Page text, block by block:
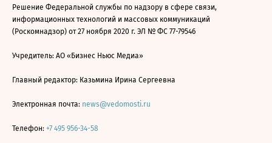
Решение Федеральной службы по надзору в сфере связи,
информационных технологий и массовых коммуникаций
(Роскомнадзор) от 27 ноября 2020 г. ЭЛ № ФС 77-79546
Учредитель: АО «Бизнес Ньюс Медиа»
Главный редактор: Казьмина Ирина Сергеевна
Электронная почта: news@vedomosti.ru
Телефон: +7 495 956-34-58